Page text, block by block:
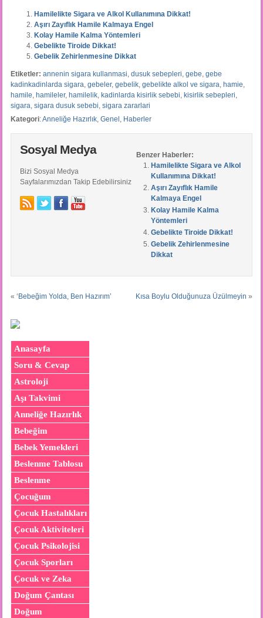
Hamilelikte Sigara ve Alkol Kullanımına Dikkat!
Aşırı Zayıflık Hamile Kalmaya Engel
Kolay Hamile Kalma Yöntemleri
Gebelikte Tiroide Dikkat!
Gebelik Zehirlenmesine Dikkat
Etiketler: annenin sigara kullanmasi, dusuk sebepleri, gebe, gebe
kadinkadinlarda sigara, gebeler, gebelik, gebelikte alkol ve sigara, hamie,
hamile, hamileler, hamilelik, kadinlarda kisirlik sebebi, kisirlik sebepleri,
sigara, sigara dusuk sebebi, sigara zararlari
Kategori:Anneliğe Hazırlık, Genel , Haberler
Benzer Haberler:
Hamilelikte Sigara ve Alkol
Kullanımına Dikkat!
Aşırı Zayıflık Hamile
Kalmaya Engel
Kolay Hamile Kalma
Yöntemleri
Gebelikte Tiroide Dikkat!
Gebelik Zehirlenmesine
Dikkat
Sosyal Medya
Bizi Sosyal Medya
Sayfalarımızdan Takip Edebilirsiniz
« ‘Bebeğim Yolda, Ben Hazırım’ Kısa Boylu Olduğunuza Üzülmeyin »
Anasayfa
Soru & Cevap
Astroloji
Aşı Takvimi
Anneliğe Hazırlık
Bebeğim
Bebek Yemekleri
Beslenme Tablosu
Beslenme
Çocuğum
Çocuk Hastalıkları
Çocuk Aktiviteleri
Çocuk Psikolojisi
Çocuk Sporları
Çocuk ve Zeka
Doğum Çantası
Doğum